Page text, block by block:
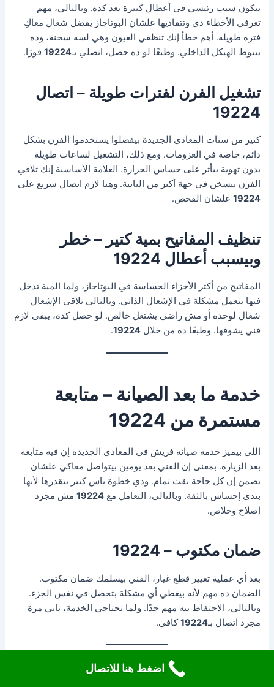
بيكون سبب رئيسي في أعطال كبيرة بعد كده. وبالتالي، مهم
تعرفي الأخطاء دي وتتفاديها علشان البوتاجاز يفضل شغال معاكِ
فترة طويلة. أهم خطأ إنك تنظفي العيون وهي لسه سخنة، وده
بيبوظ الهيكل الداخلي. وطبعًا لو ده حصل، اتصلي بـ19224 فورًا.
تشغيل الفرن لفترات طويلة – اتصال
19224
كتير من ستات المعادي الجديدة بيفضلوا يستخدموا الفرن بشكل
دائم، خاصة في العزومات. ومع ذلك، التشغيل لساعات طويلة
بدون تهوية بيأثر على حساس الحرارة. العلامة الأساسية إنك تلاقي
الفرن بيسخن في جهة أكتر من التانية. وهنا لازم اتصال سريع على
19224 علشان الفحص.
تنظيف المفاتيح بمية كتير – خطر
وبيسبب أعطال 19224
المفاتيح من أكتر الأجزاء الحساسة في البوتاجاز، ولما المية تدخل
فيها بتعمل مشكلة في الإشعال الذاتي. وبالتالي تلاقي الإشعال
شغال لوحده أو مش راضي يشتغل خالص. لو حصل كده، يبقى لازم
فني يشوفها. وطبعًا ده من خلال19224
.
خدمة ما بعد الصيانة – متابعة
مستمرة من 19224
اللي بيميز خدمة صيانة فريش في المعادي الجديدة إن فيه متابعة
بعد الزيارة. بمعنى إن الفني بعد يومين بيتواصل معاكي علشان
يضمن إن كل حاجة بقت تمام. ودي خطوة ناس كتير بتقدرها لأنها
بتدي إحساس بالثقة. وبالتالي، التعامل مع19224 مش مجرد
إصلاح وخلاص.
ضمان مكتوب – 19224
بعد أي عملية تغيير قطع غيار، الفني بيسلمك ضمان مكتوب.
الضمان ده مهم لأنه بيغطي أي مشكلة بتحصل في نفس الجزء.
وبالتالي، الاحتفاظ بيه مهم جدًا. ولما تحتاجي الخدمة، تاني مرة
مجرد اتصال بـ19224كافي.
اضغط هنا للاتصال